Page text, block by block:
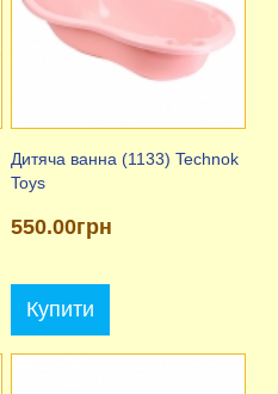
Дитяча ванна (1133) Technok
Toys
550.00грн
Купити